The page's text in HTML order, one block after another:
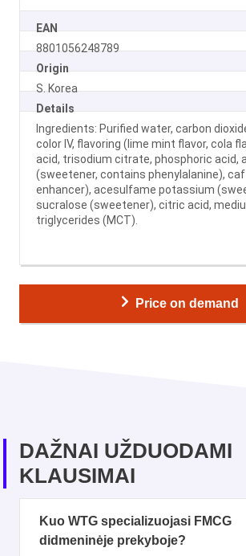
EAN
8801056248789
Origin
S. Korea
Details
Ingredients: Purified water, carbon
color IV, flavoring (lime mint flavor, cola
acid, trisodium citrate, phosphoric acid,
(sweetener, contains phenylalanine),
enhancer), acesulfame potassium
sucralose (sweetener), citric acid,
triglycerides (MCT).
Price on demand
DAŽNAI UŽDUODAMI
KLAUSIMAI
Kuo WTG specializuojasi FMCG
didmeninėje prekyboje?